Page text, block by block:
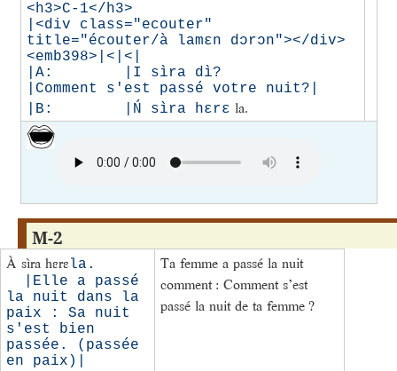
<h3>C-1</h3>
|<div class="ecouter"
title="écouter/à lamɛn dɔrɔn"></div>
<emb398>|<|<|
|A:        |I sìra dì?
|Comment s'est passé votre nuit?|
|B:        |Ń sìra hɛrɛ la.
M-2
À sìra hɛrɛ la.
|Elle a passé
la nuit dans la
paix : Sa nuit
s'est bien
passée. (passée
en paix)|
Ta femme a passé la nuit
comment : Comment s’est
passé la nuit de ta femme ?